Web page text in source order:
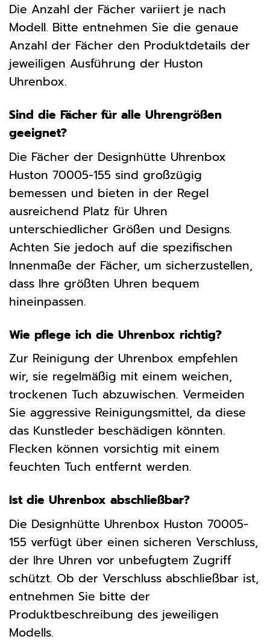
Die Anzahl der Fächer variiert je nach
Modell. Bitte entnehmen Sie die genaue
Anzahl der Fächer den Produktdetails der
jeweiligen Ausführung der Huston
Uhrenbox.
Sind die Fächer für alle Uhrengrößen
geeignet?
Die Fächer der Designhütte Uhrenbox
Huston 70005-155 sind großzügig
bemessen und bieten in der Regel
ausreichend Platz für Uhren
unterschiedlicher Größen und Designs.
Achten Sie jedoch auf die spezifischen
Innenmaße der Fächer, um sicherzustellen,
dass Ihre größten Uhren bequem
hineinpassen.
Wie pflege ich die Uhrenbox richtig?
Zur Reinigung der Uhrenbox empfehlen
wir, sie regelmäßig mit einem weichen,
trockenen Tuch abzuwischen. Vermeiden
Sie aggressive Reinigungsmittel, da diese
das Kunstleder beschädigen könnten.
Flecken können vorsichtig mit einem
feuchten Tuch entfernt werden.
Ist die Uhrenbox abschließbar?
Die Designhütte Uhrenbox Huston 70005-
155 verfügt über einen sicheren Verschluss,
der Ihre Uhren vor unbefugtem Zugriff
schützt. Ob der Verschluss abschließbar ist,
entnehmen Sie bitte der
Produktbeschreibung des jeweiligen
Modells.